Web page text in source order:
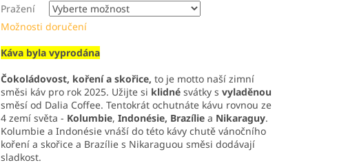
Pražení
Možnosti doručení
Káva byla vyprodána
Čokoládovost, koření a skořice, to je motto naší zimní
směsi káv pro rok 2025. Užijte si klidnésvátky s vyladěnou
směsí od Dalia Coffee. Tentokrát ochutnáte kávu rovnou ze
4 zemí světa - Kolumbie, Indonésie, Brazílie a Nikaraguy.
Kolumbie a Indonésie vnáší do této kávy chutě vánočního
koření a skořice a Brazílie s Nikaraguou směsi dodávají
sladkost.